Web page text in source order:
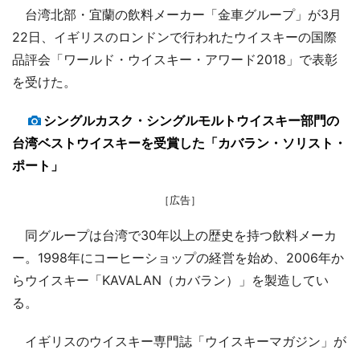
台湾北部・宜蘭の飲料メーカー「金車グループ」が3月
22日、イギリスのロンドンで行われたウイスキーの国際
品評会「ワールド・ウイスキー・アワード2018」で表彰
を受けた。
シングルカスク・シングルモルトウイスキー部門の
台湾ベストウイスキーを受賞した「カバラン・ソリスト・
ポート」
［広告］
同グループは台湾で30年以上の歴史を持つ飲料メーカ
ー。1998年にコーヒーショップの経営を始め、2006年か
らウイスキー「KAVALAN（カバラン）」を製造してい
る。
イギリスのウイスキー専門誌「ウイスキーマガジン」が